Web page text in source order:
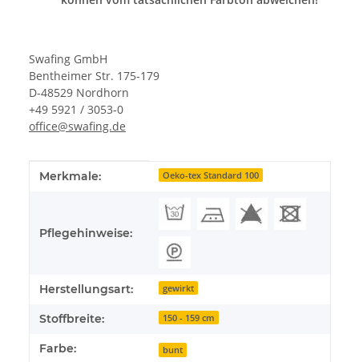
Swafing GmbH
Bentheimer Str. 175-179
D-48529 Nordhorn
+49 5921 / 3053-0
office@swafing.de
Produkteigenschaft
Wert
Merkmale: Oeko-tex Standard 100
Pflegehinweise:
Herstellungsart: gewirkt
Stoffbreite: 150 - 159 cm
Farbe: bunt